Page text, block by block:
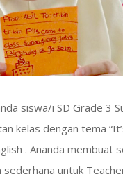
siswa/i SD Grade 3
kelas dengan tema
. Ananda membuat
sederhana untuk